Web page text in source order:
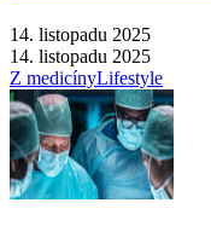
14. listopadu 2025
14. listopadu 2025
Z medicínyLifestyle